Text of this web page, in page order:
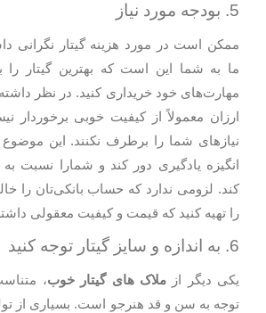
5. بودجه مورد نیاز
ممکن است در مورد هزینه گیتار نگرانی
ما به شما این است که بهترین گیتار را
مهارت‌های خود خریداری کنید. در نظر
ارزان معمولاً از کیفیت خوبی برخوردار
نیازهای شما را برطرف نکنند. این موضوع
انگیزه یادگیری دور کند و شمارا نسبت
کند. لزومی ندارد که حساب بانکی‌تان را
را تهیه کنید که قیمت و کیفیت معقولی
6. به اندازه و سایز گیتار توجه کنید
یکی دیگر ازملاک های گیتار خوب،
توجه به سن و قد هنرجو است. بسیاری از